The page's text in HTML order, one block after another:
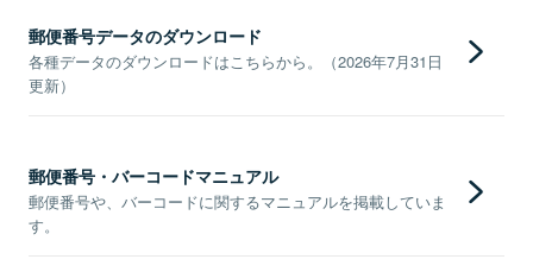
郵便番号データのダウンロード
各種データのダウンロードはこちらから。（2026年7月31日
更新）
郵便番号・バーコードマニュアル
郵便番号や、バーコードに関するマニュアルを掲載していま
す。